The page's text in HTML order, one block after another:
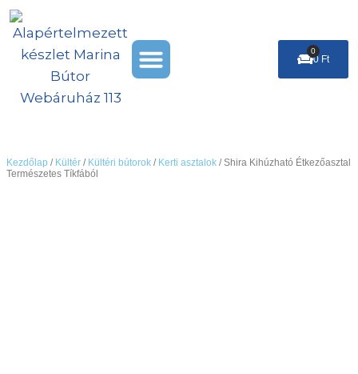
Skip
content
Menu 0 Ft
0
Cart
Kezdőlap / Kültér / Kültéri bútorok / Kerti asztalok / Shira Kihúzható Étkezőasztal
Természetes Tíkfából